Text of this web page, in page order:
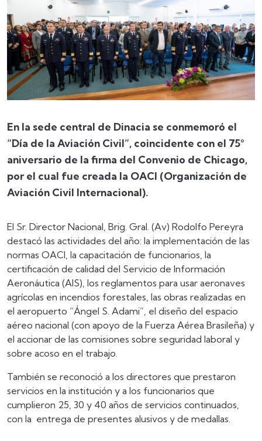
En la sede central de Dinacia se conmemoró el
“Día de la Aviación Civil”, coincidente con el 75°
aniversario de la firma del Convenio de Chicago,
por el cual fue creada la OACI (Organización de
Aviación Civil Internacional).
El Sr. Director Nacional, Brig. Gral. (Av) Rodolfo Pereyra
destacó las actividades del año: la implementación de las
normas OACI, la capacitación de funcionarios, la
certificación de calidad del Servicio de Información
Aeronáutica (AIS), los reglamentos para usar aeronaves
agrícolas en incendios forestales, las obras realizadas en
el aeropuerto “Ángel S. Adami”, el diseño del espacio
aéreo nacional (con apoyo de la Fuerza Aérea Brasileña) y
el accionar de las comisiones sobre seguridad laboral y
sobre acoso en el trabajo.
También se reconoció a los directores que prestaron
servicios en la institución y a los funcionarios que
cumplieron 25, 30 y 40 años de servicios continuados,
con la entrega de presentes alusivos y de medallas.